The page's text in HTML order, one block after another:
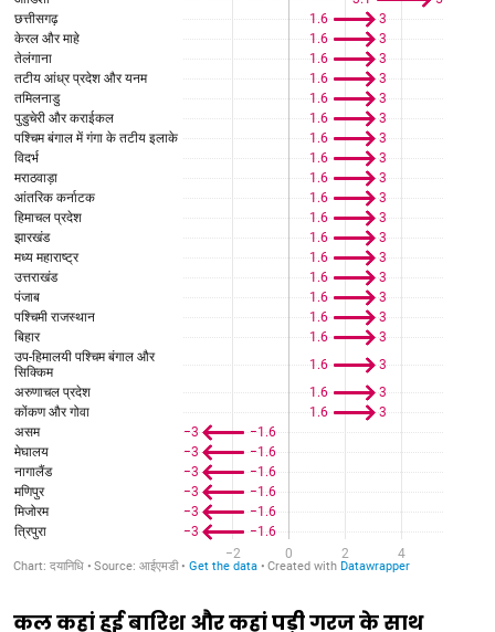
कल कहां हुई बारिश और कहां पड़ी गरज के साथ